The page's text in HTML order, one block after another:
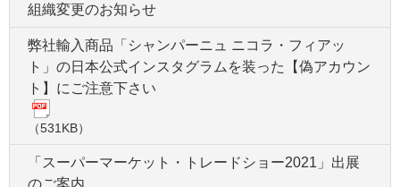
組織変更のお知らせ
弊社輸入商品「シャンパーニュ ニコラ・フィアッ
ト」の日本公式インスタグラムを装った【偽アカウン
ト】にご注意下さい
（531KB）
「スーパーマーケット・トレードショー2021」出展
のご案内